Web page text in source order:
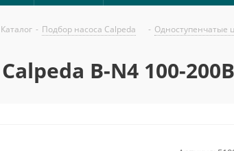
Каталог - Подбор насоса Calpeda - Одноступенчатые
B-N4 100-